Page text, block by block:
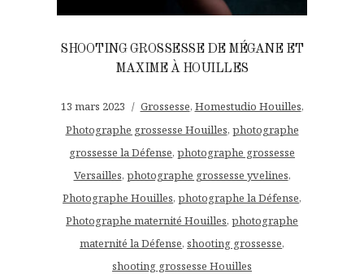
SHOOTING GROSSESSE DE MÉGANE ET
MAXIME À HOUILLES
13 mars 2023 Grossesse, Homestudio Houilles,
Photographe grossesse Houilles, photographe
grossesse la Défense, photographe grossesse
Versailles, photographe grossesse yvelines,
Photographe Houilles, photographe la Défense,
Photographe maternité Houilles, photographe
maternité la Défense, shooting grossesse,
shooting grossesse Houilles